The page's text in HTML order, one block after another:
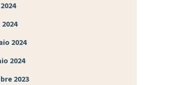
2024
2024
2023